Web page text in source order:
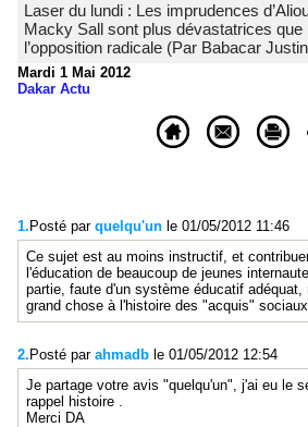
Laser du lundi : Les imprudences
Macky Sall sont plus dévastatrices
l’opposition radicale (Par Babacar
Mardi 1 Mai 2012
Dakar Actu
1. Posté par quelqu'un le 01/05/2012 11:46
Ce sujet est au moins instructif, et
l'éducation de beaucoup de jeunes
partie, faute d'un système éducatif adéquat,
grand chose à l'histoire des "acquis"
2.Posté par ahmadb le 01/05/2012 12:54
Je partage votre avis "quelqu'un", j'ai eu le
rappel histoire .
Merci DA